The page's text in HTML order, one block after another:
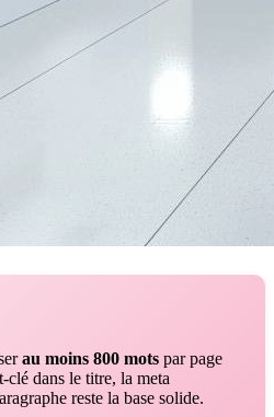
au moins 800 mots par page
dans le titre, la meta
reste la base solide.